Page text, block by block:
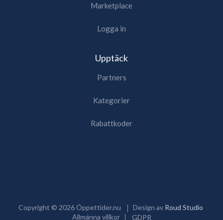
Marketplace
Logga in
Upptäck
Partners
Kategorier
Rabattkoder
Copyright © 2026Öppettider.nu Design av Roud Studio
Allmänna villkor
GDPR